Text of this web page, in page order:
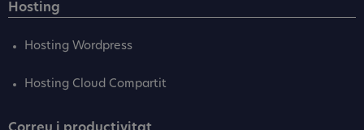
Hosting
Hosting Wordpress
Hosting Cloud Compartit